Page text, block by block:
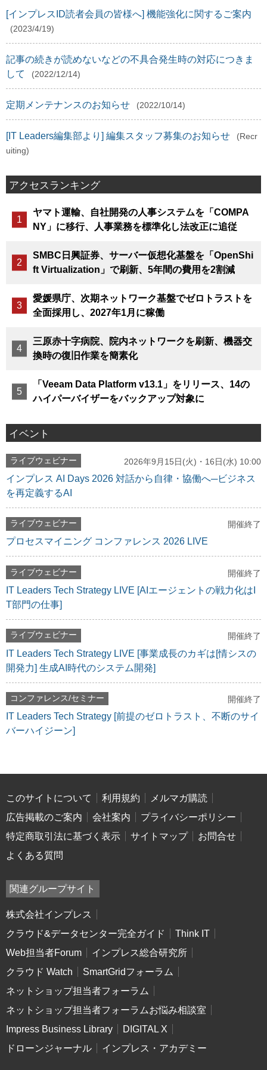
[インプレスID読者会員の皆様へ] 機能強化に関するご案内
(2023/4/19)
記事の続きが読めないなどの不具合発生時の対応につきま
して
(2022/12/14)
定期メンテナンスのお知らせ (2022/10/14)
[IT Leaders編集部より] 編集スタッフ募集のお知らせ
(Recr
uiting)
アクセスランキング
ヤマト運輸、自社開発の人事システムを「COMPA
NY」に移行、人事業務を標準化し法改正に追従
SMBC日興証券、サーバー仮想化基盤を「OpenShi
ft Virtualization」で刷新、5年間の費用を2割減
愛媛県庁、次期ネットワーク基盤でゼロトラストを
全面採用し、2027年1月に稼働
三原赤十字病院、院内ネットワークを刷新、機器交
換時の復旧作業を簡素化
「Veeam Data Platform v13.1」をリリース、14の
ハイパーバイザーをバックアップ対象に
イベント
ライブウェビナー 2026年9月15日(火)・16日(水) 10:00
インプレス AI Days 2026 対話から自律・協働へ─ビジネス
を再定義するAI
ライブウェビナー 開催終了
プロセスマイニング コンファレンス 2026 LIVE
ライブウェビナー 開催終了
IT Leaders Tech Strategy LIVE [AIエージェントの戦力化はI
T部門の仕事]
ライブウェビナー 開催終了
IT Leaders Tech Strategy LIVE [事業成長のカギは[情シスの
開発力] 生成AI時代のシステム開発]
コンファレンス/セミナー 開催終了
IT Leaders Tech Strategy [前提のゼロトラスト、不断のサイ
バーハイジーン]
このサイトについて 利用規約
メルマガ購読
広告掲載のご案内
会社案内
プライバシーポリシー
特定商取引法に基づく表示
サイトマップ
お問合せ
よくある質問
関連グループサイト
株式会社インプレス
クラウド&データセンター完全ガイド
Think IT
Web担当者Forum
インプレス総合研究所
クラウド Watch
SmartGridフォーラム
ネットショップ担当者フォーラム
ネットショップ担当者フォーラムお悩み相談室
Impress Business Library
DIGITAL X
ドローンジャーナル
インプレス・アカデミー